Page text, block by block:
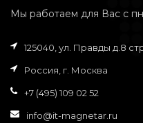
Мы работаем для Вас с
125040, ул. Правды д.8
Россия, г. Москва
+7 (495) 109 02 52
info@it-magnetar.ru